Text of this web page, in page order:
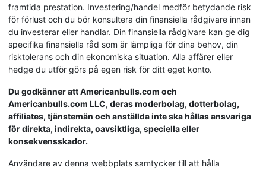
framtida prestation. Investering/handel medför betydande risk
för förlust och du bör konsultera din finansiella rådgivare innan
du investerar eller handlar. Din finansiella rådgivare kan ge dig
specifika finansiella råd som är lämpliga för dina behov, din
risktolerans och din ekonomiska situation. Alla affärer eller
hedge du utför görs på egen risk för ditt eget konto.
Du godkänner att Americanbulls.com och
Americanbulls.com LLC, deras moderbolag, dotterbolag,
affiliates, tjänstemän och anställda inte ska hållas ansvariga
för direkta, indirekta, oavsiktliga, speciella eller
konsekvensskador.
Användare av denna webbplats samtycker till att hålla